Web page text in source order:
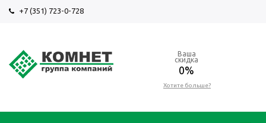
+7 (351) 723-0-728
Ваша
скидка
0%
Хотите больше?